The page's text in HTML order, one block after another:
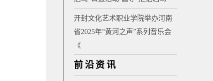
开封文化艺术职业学院举办河南
省2025年“黄河之声”系列音乐会
《
前沿资讯